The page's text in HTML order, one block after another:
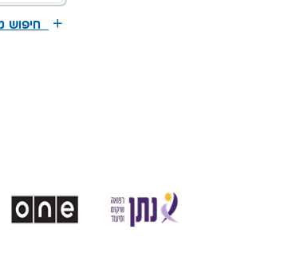
חיפוש משרות חופשי